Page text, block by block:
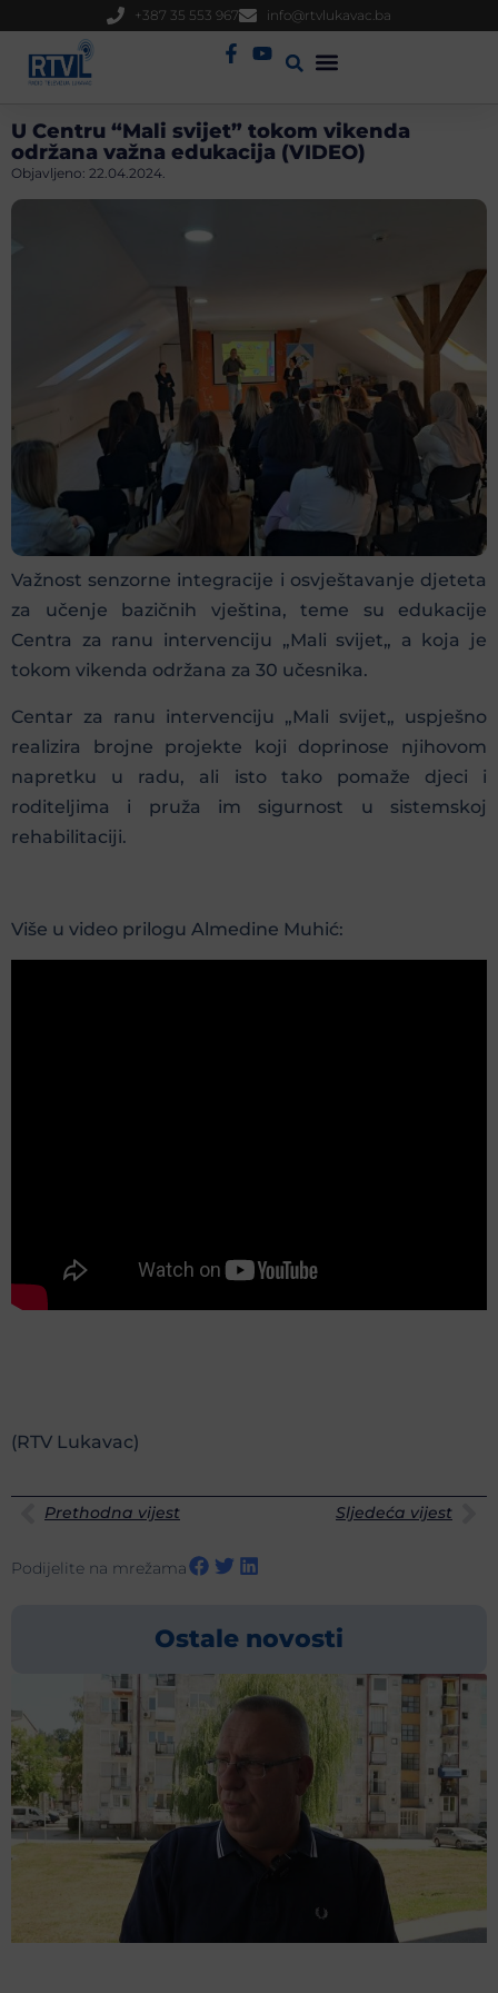
+387 35 553 967 info@rtvlukavac.ba
U Centru “Mali svijet” tokom vikenda
održana važna edukacija (VIDEO)
Objavljeno: 22.04.2024.
Važnost senzorne integracije i osvještavanje djeteta
za učenje bazičnih vještina, teme su edukacije
Centra za ranu intervenciju „Mali svijet„ a koja je
tokom vikenda održana za 30 učesnika.
Centar za ranu intervenciju „Mali svijet„ uspješno
realizira brojne projekte koji doprinose njihovom
napretku u radu, ali isto tako pomaže djeci i
roditeljima i pruža im sigurnost u sistemskoj
rehabilitaciji.
Više u video prilogu Almedine Muhić:
(RTV Lukavac)
Prethodna vijest Sljedeća vijest
Podijelite na mrežama
Ostale novosti